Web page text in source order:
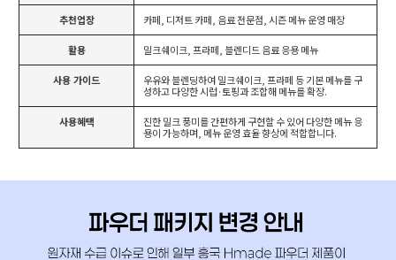
추천업장 카페, 디저트 카페, 음료 전문점, 시즌 메뉴 운영 매장
활용 밀크쉐이크, 프라페, 블렌디드 음료 응용 메뉴
사용 가이드
우유와 블렌딩하여 밀크쉐이크, 프라페 등 기본 메뉴를 구
성하고 다양한 시럽·토핑과 조합해 메뉴를 확장.
사용혜택
진한 밀크 풍미를 간편하게 구현할 수 있어 다양한 메뉴 응
용이 가능하며, 메뉴 운영 효율 향상에 적합합니다.